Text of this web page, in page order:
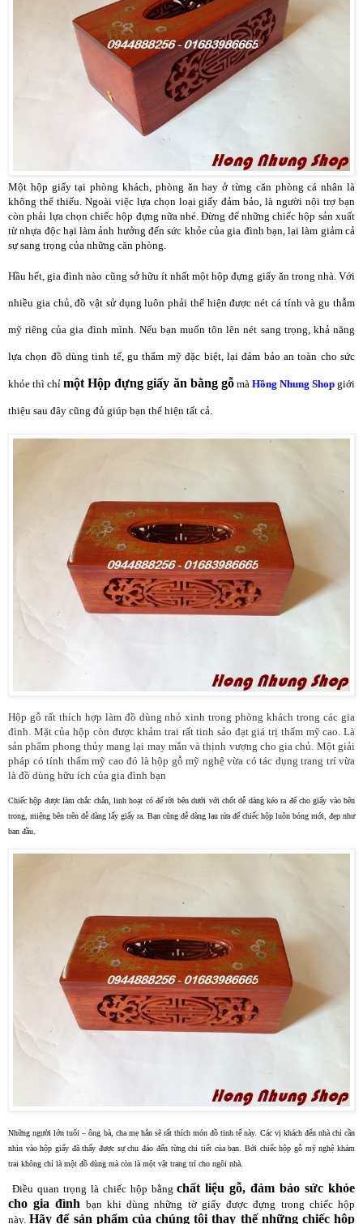
Một hộp giấy tại phòng khách, phòng ăn hay ở từng căn phòng cá nhân là
không thể thiếu. Ngoài việc lựa chọn loại giấy đảm bảo, là người nội trợ bạn
còn phải lựa chọn chiếc hộp đựng nữa nhé. Đừng để những chiếc hộp sản xuất
từ nhựa độc hại làm ảnh hưởng đến sức khỏe của gia đình bạn, lại làm giảm cả
sự sang trọng của những căn phòng.
Hầu hết, gia đình nào cũng sở hữu ít nhất một hộp đựng giấy ăn trong nhà. Với
nhiều gia chủ, đồ vật sử dụng luôn phải thể hiện được nét cá tính và gu thẫm
mỹ riêng của gia đình mình. Nếu bạn muốn tôn lên nét sang trọng, khả năng
lựa chọn đồ dùng tinh tế, gu thẩm mỹ đặc biệt, lại đảm bảo an toàn cho sức
khỏe thì chỉ một Hộp đựng giấy ăn bằng gỗmà Hồng Nhung Shopgiới
thiệu sau đây cũng đủ giúp bạn thể hiện tất cả.
Hộp gỗ rất thích hợp làm đồ dùng nhỏ xinh trong phòng khách trong các gia
đình. Mặt của hộp còn được khảm trai rất tinh sảo đạt giá trị thẩm mỹ cao. Là
sản phẩm phong thủy mang lại may mắn và thịnh vượng cho gia chủ. Một giải
pháp có tính thẩm mỹ cao đó là hộp gỗ mỹ nghệ vừa có tác dụng trang trí vừa
là đồ dùng hữu ích của gia đình bạn
Chiếc hộp được làm chắc chắn, linh hoạt có đế rời bên dưới với chốt dễ dàng kéo ra để cho giấy vào bên
trong, miệng bên trên dễ dàng lấy giấy ra. Bạn cũng dễ dàng lau rửa để chiếc hộp luôn bóng mới, đẹp như
ban đầu.
Những người lớn tuổi – ông bà, cha mẹ hẳn sẽ rất thích món đồ tinh tế này. Các vị khách đến nhà chỉ cần
nhìn vào hộp giấy đã thấy được sự chu đáo đến từng chi tiết của bạn. Bởi chiếc hộp gỗ mỹ nghệ khảm
trai không chỉ là một đồ dùng mà còn là một vật trang trí cho ngôi nhà.
Điều quan trọng là chiếc hộp bằng chất liệu gỗ, đảm bảo sức khỏe
cho gia đình bạn khi dùng những tờ giấy được đựng trong chiếc hộp
này. Hãy để sản phẩm của chúng tôi thay thế những chiếc hộp